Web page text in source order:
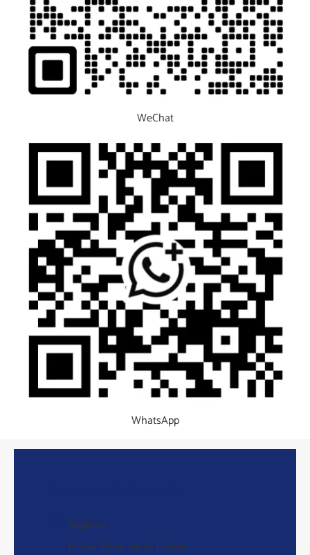
WeChat
WhatsApp
Адреса
Район Ечен, місто Ечжоу,